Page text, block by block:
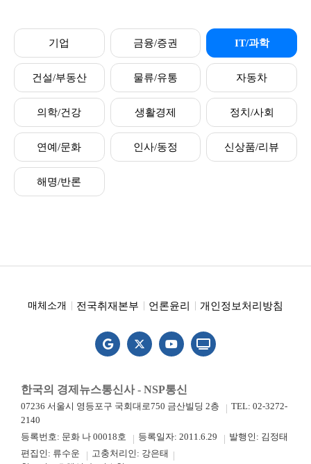
기업 금융/증권 IT/과학
건설/부동산 물류/유통 자동차
의학/건강 생활경제 정치/사회
연예/문화 인사/동정 신상품/리뷰
해명/반론
매체소개 전국취재본부 언론윤리 개인정보처리방침
한국의 경제뉴스통신사 - NSP통신
07236 서울시 영등포구 국회대로750 금산빌딩 2층
TEL: 02-3272-
2140
등록번호: 문화 나 00018호
등록일자: 2011.6.29
발행인: 김정태
편집인: 류수운
고충처리인: 강은태